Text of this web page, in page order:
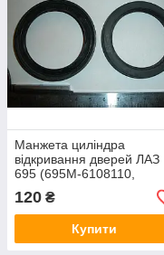
Манжета циліндра
відкривання дверей ЛАЗ
695 (695М-6108110,
Білорусь)
120 ₴
Купити